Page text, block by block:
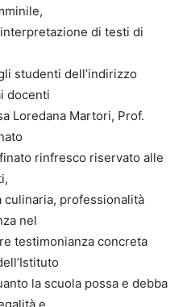
di testi di
studenti dell’indirizzo
docenti
Loredana Martori, Prof.
rinfresco riservato alle
professionalità
nel
testimonianza concreta
la scuola possa e debba
e